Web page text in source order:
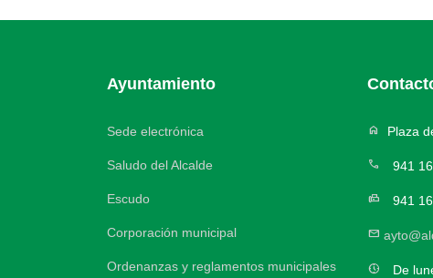
Ayuntamiento
Sede electrónica
Saludo del Alcalde
Escudo
Corporación municipal
Ordenanzas y reglamentos municipales
home Plaza
call 941
fax 941
mail
nest_clock_farsight_analog De